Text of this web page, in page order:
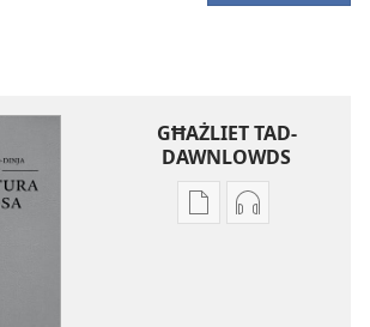
GĦAŻLIET TAD-
DAWNLOWDS
GħażlietGħażliet